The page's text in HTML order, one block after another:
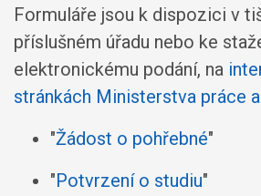
Formuláře jsou k dispozici v
příslušném úřadu nebo ke
elektronickému podání, na
stránkách Ministerstva práce
"Žádost o pohřebné"
"Potvrzení o studiu"